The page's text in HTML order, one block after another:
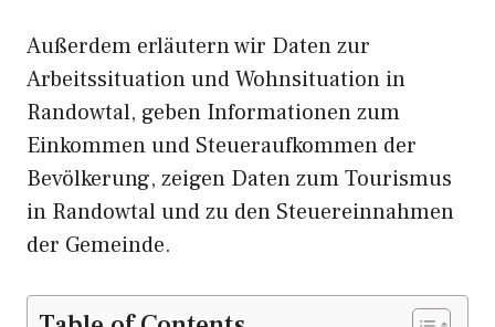
Außerdem erläutern wir Daten zur
Arbeitssituation und Wohnsituation in
Randowtal, geben Informationen zum
Einkommen und Steueraufkommen der
Bevölkerung, zeigen Daten zum Tourismus
in Randowtal und zu den Steuereinnahmen
der Gemeinde.